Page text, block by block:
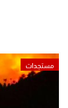
مستجدات